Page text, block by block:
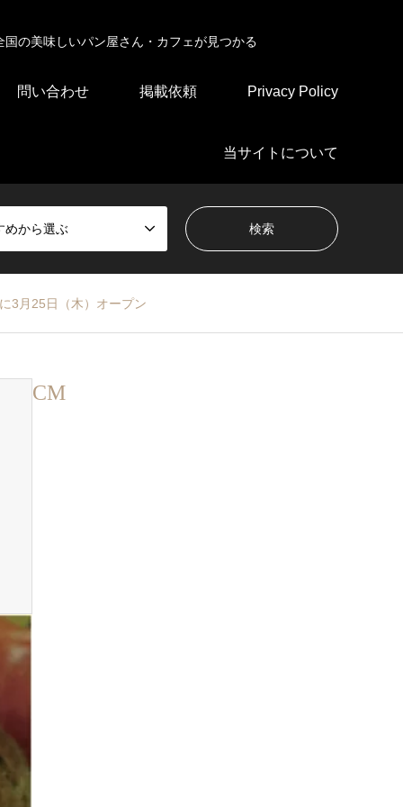
の美味しいパン屋さん・カフェが見つかる
問い合わせ 掲載依頼 Privacy Policy
当サイトについて
めから選ぶ
3月25日（木）オープン
CM